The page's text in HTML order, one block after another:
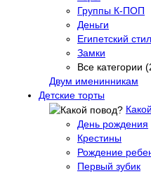
Группы К-ПОП
Деньги
Египетский
Замки
Все категории
Двум именинникам
Детские торты
День рождения
Крестины
Рождение
Первый зубик